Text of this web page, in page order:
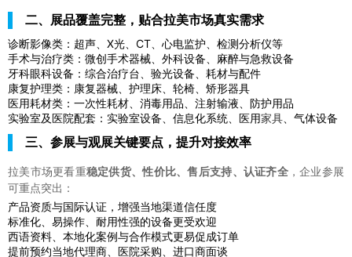
二、展品覆盖完整，贴合拉美市场真实需求
诊断影像类：超声、X光、CT、心电监护、检测分析仪等
手术与治疗类：微创手术器械、外科设备、麻醉与急救设备
牙科眼科设备：综合治疗台、验光设备、耗材与配件
康复护理类：康复器械、护理床、轮椅、矫形器具
医用耗材类：一次性耗材、消毒用品、注射输液、防护用品
实验室及医院配套：实验室设备、信息化系统、医用家具 、气体设备
三、参展与观展关键要点，提升对接效率
拉美市场更看重稳定供货、性价比、售后支持、认证齐全，企业参展
可重点突出：
产品资质与国际认证，增强当地渠道信任度
标准化、易操作、耐用性强的设备更受欢迎
西语资料、本地化案例与合作模式更易促成订单
提前预约当地代理商、医院采购、进口商面谈